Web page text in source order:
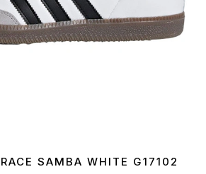
4445 SAMBA WHITE G17102